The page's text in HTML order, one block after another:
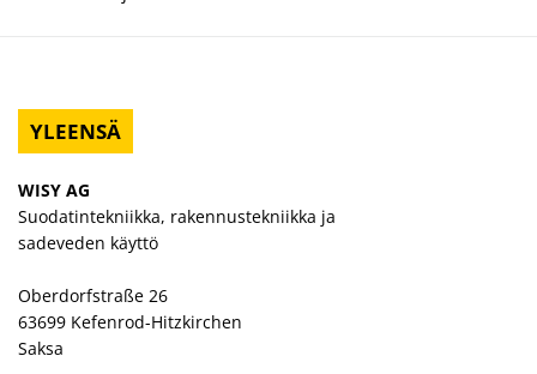
YLEENSÄ
WISY AG
Suodatintekniikka, rakennustekniikka ja
sadeveden käyttö
Oberdorfstraße 26
63699 Kefenrod-Hitzkirchen
Saksa